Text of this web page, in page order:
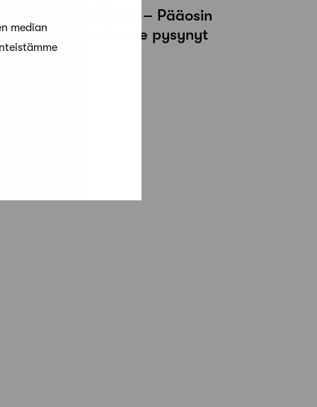
median
arkkitehtitoimistoissa – Pääosin
työtilanne pysynyt
hyvänä